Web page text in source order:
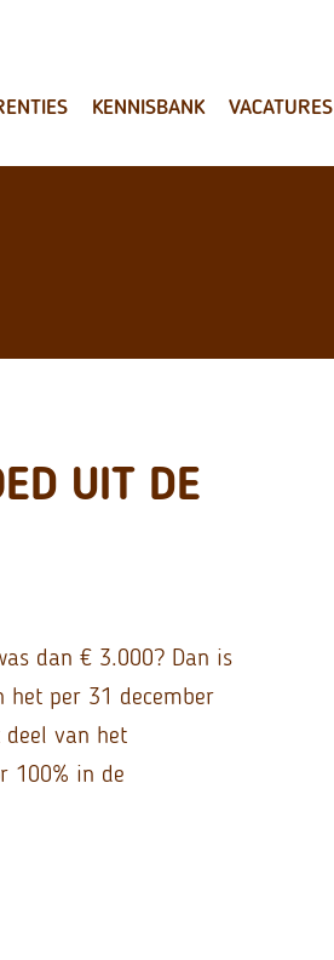
KENNISBANK VACATURES
UIT DE
dan € 3.000? Dan is
per 31 december
deel van het
100% in de